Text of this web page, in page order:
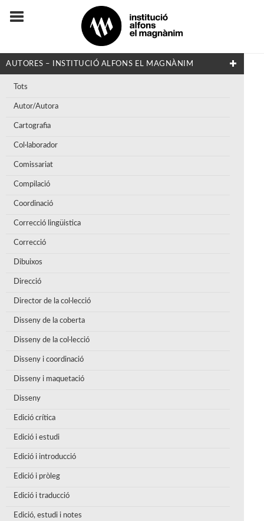
AUTORES – INSTITUCIÓ ALFONS EL MAGNÀNIM
Tots
Autor/Autora
Cartografia
Col·laborador
Comissariat
Compilació
Coordinació
Correcció lingüistica
Correcció
Dibuixos
Direcció
Director de la col·lecció
Disseny de la coberta
Disseny de la col·lecció
Disseny i coordinació
Disseny i maquetació
Disseny
Edició crítica
Edició i estudi
Edició i introducció
Edició i pròleg
Edició i traducció
Edició, estudi i notes